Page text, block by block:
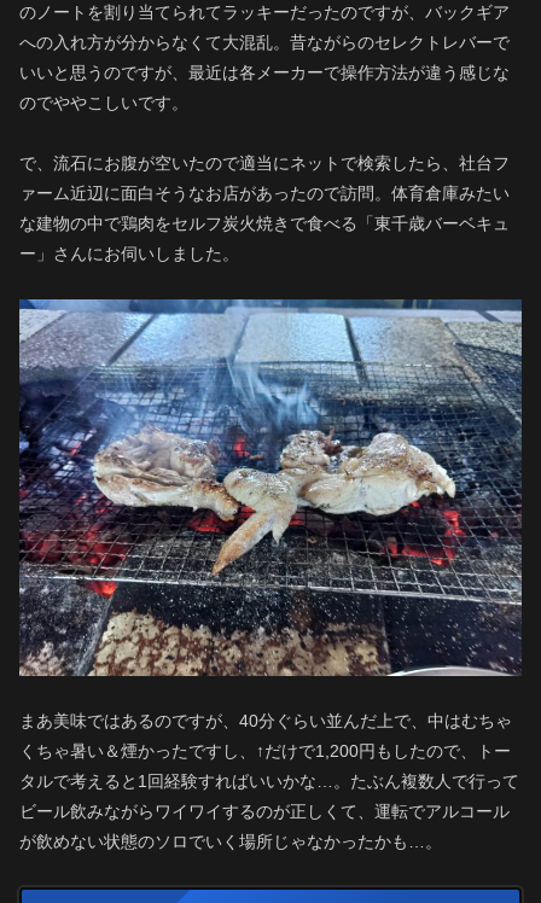
のノートを割り当てられてラッキーだったのですが、バックギア
への入れ方が分からなくて大混乱。昔ながらのセレクトレバーで
いいと思うのですが、最近は各メーカーで操作方法が違う感じな
のでややこしいです。
で、流石にお腹が空いたので適当にネットで検索したら、社台フ
ァーム近辺に面白そうなお店があったので訪問。体育倉庫みたい
な建物の中で鶏肉をセルフ炭火焼きで食べる「東千歳バーベキュ
ー」さんにお伺いしました。
まあ美味ではあるのですが、40分ぐらい並んだ上で、中はむちゃ
くちゃ暑い＆煙かったですし、↑だけで1,200円もしたので、トー
タルで考えると1回経験すればいいかな…。たぶん複数人で行って
ビール飲みながらワイワイするのが正しくて、運転でアルコール
が飲めない状態のソロでいく場所じゃなかったかも…。